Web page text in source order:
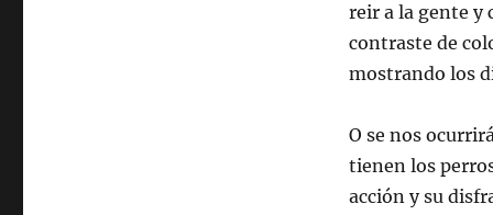
reir a la gente y
contraste de
mostrando los
O se nos
tienen los
acción y su